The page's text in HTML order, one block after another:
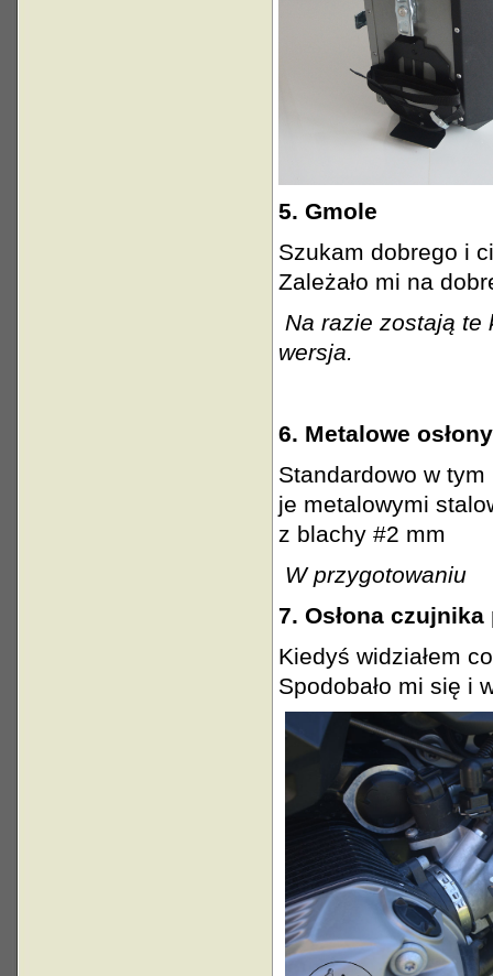
5. Gmole
Szukam dobrego i
Zależało mi na
Na razie zostają te
wersja.
6. Metalowe
Standardowo w tym
je metalowymi
z blachy #2 mm
W przygotowaniu
7. Osłona
Kiedyś widziałem
Spodobało mi się i